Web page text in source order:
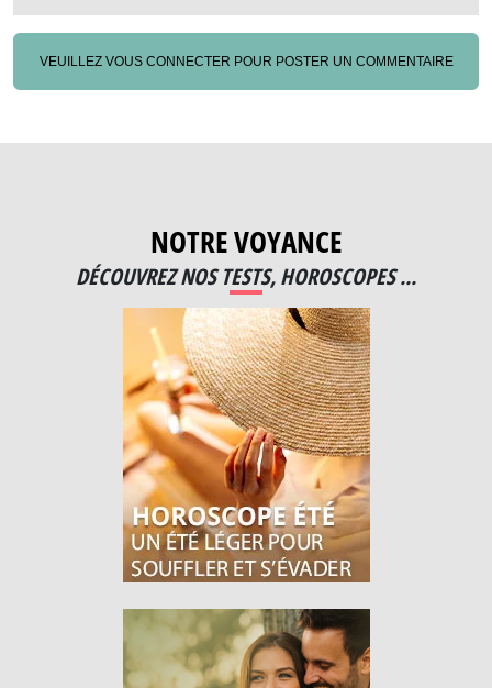
VEUILLEZ VOUS CONNECTER POUR POSTER UN COMMENTAIRE
NOTRE VOYANCE
DÉCOUVREZ NOS TESTS, HOROSCOPES ...